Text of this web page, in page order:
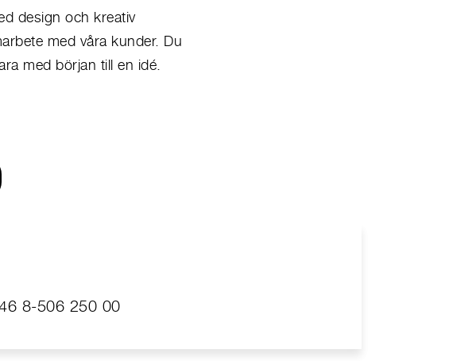
design och kreativ
med våra kunder. Du
med början till en idé.
8-506 250 00